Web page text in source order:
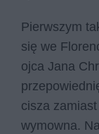
Pierwszym
się we
ojca Jana
cisza zamiast
wymowna.